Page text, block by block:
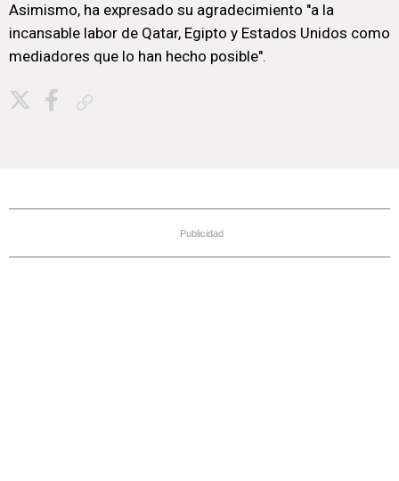
Asimismo, ha expresado su agradecimiento "a la
incansable labor de Qatar, Egipto y Estados Unidos como
mediadores que lo han hecho posible".
Publicidad